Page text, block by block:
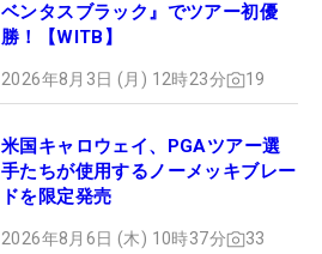
ベンタスブラック』でツアー初優
勝！【WITB】
2026年8月3日 (月) 12時23分 19
米国キャロウェイ、PGAツアー選
手たちが使用するノーメッキブレー
ドを限定発売
2026年8月6日 (木) 10時37分 33